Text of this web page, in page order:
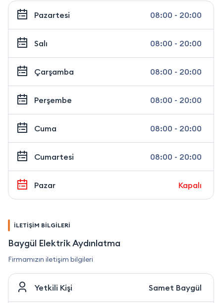
Pazartesi 08:00 - 20:00
Salı 08:00 - 20:00
Çarşamba 08:00 - 20:00
Perşembe 08:00 - 20:00
Cuma 08:00 - 20:00
Cumartesi 08:00 - 20:00
Pazar Kapalı
İLETİŞİM BİLGİLERİ
Baygül Elektrik Aydınlatma
Firmamızın iletişim bilgileri
Yetkili Kişi Samet Baygül